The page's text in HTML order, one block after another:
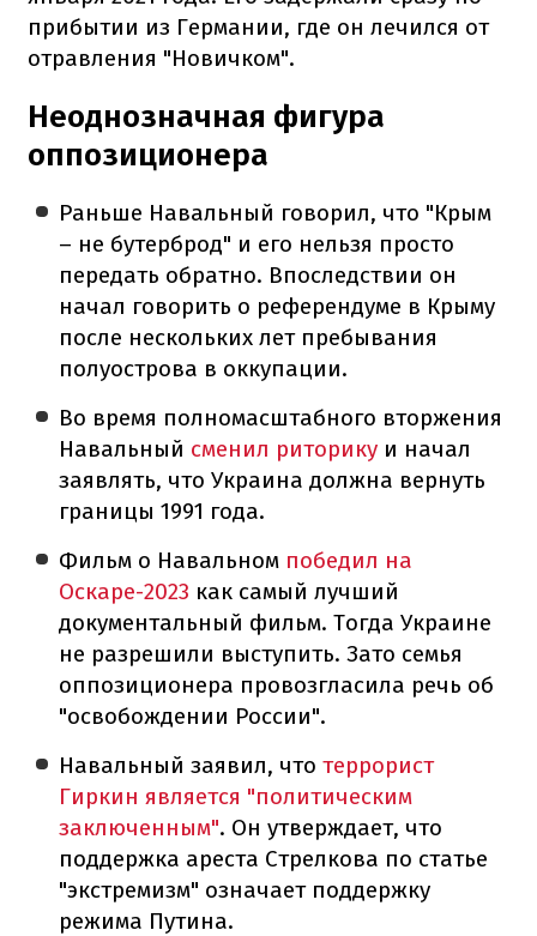
прибытии из Германии, где он лечился от
отравления "Новичком".
Неоднозначная фигура
оппозиционера
Раньше Навальный говорил, что "Крым
– не бутерброд" и его нельзя просто
передать обратно. Впоследствии он
начал говорить о референдуме в Крыму
после нескольких лет пребывания
полуострова в оккупации.
Во время полномасштабного вторжения
Навальный сменил риторику и начал
заявлять, что Украина должна вернуть
границы 1991 года.
Фильм о Навальном победил на
Оскаре-2023 как самый лучший
документальный фильм. Тогда Украине
не разрешили выступить. Зато семья
оппозиционера провозгласила речь об
"освобождении России".
Навальный заявил, что террорист
Гиркин является "политическим
заключенным". Он утверждает, что
поддержка ареста Стрелкова по статье
"экстремизм" означает поддержку
режима Путина.